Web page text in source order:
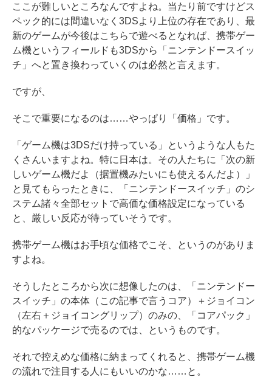
ここが難しいところなんですよね。当たり前ですけどス
ペック的には間違いなく3DSより上位の存在であり、最
新のゲームが今後はこちらで遊べるとなれば、携帯ゲー
ム機というフィールドも3DSから「ニンテンドースイッ
チ」へと置き換わっていくのは必然と言えます。
ですが、
そこで重要になるのは……やっぱり「価格」です。
「ゲーム機は3DSだけ持っている」というような人もた
くさんいますよね。特に日本は。その人たちに「次の新
しいゲーム機だよ（据置機みたいにも使えるんだよ）」
と見てもらったときに、「ニンテンドースイッチ」のシ
ステム諸々全部セットで高価な価格設定になっている
と、厳しい反応が待っていそうです。
携帯ゲーム機はお手頃な価格でこそ、というのがありま
すよね。
そうしたところから次に想像したのは、「ニンテンドー
スイッチ」の本体（この記事で言うコア）＋ジョイコン
（左右＋ジョイコングリップ）のみの、「コアパック」
的なパッケージで売るのでは、というものです。
それで控えめな価格に納まってくれると、携帯ゲーム機
の流れで注目する人にもいいのかな……と。